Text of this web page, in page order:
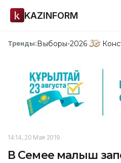
KAZINFORM
Тренды:Выборы-2026
14:14, 20 Мая 2019
В Семее малыш